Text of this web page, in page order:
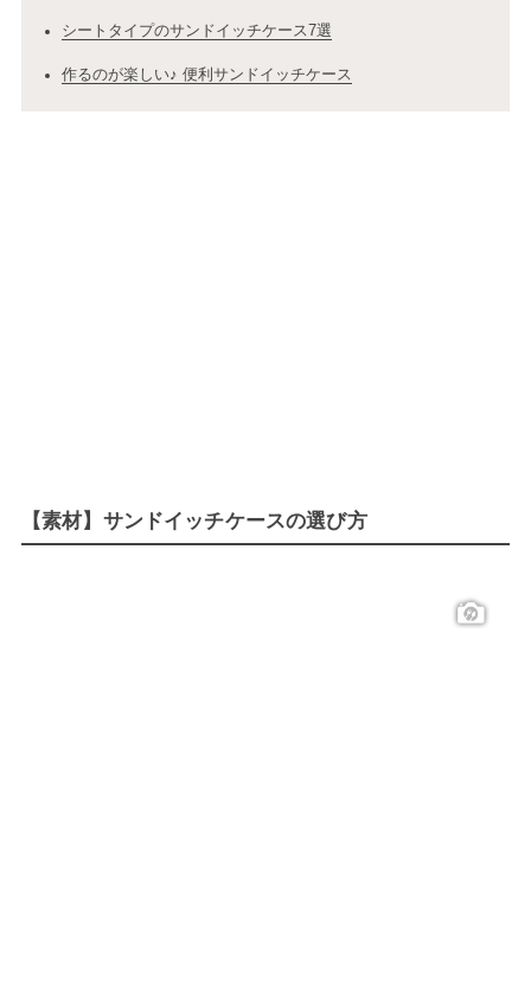
シートタイプのサンドイッチケース7選
作るのが楽しい♪ 便利サンドイッチケース
【素材】サンドイッチケースの選び方